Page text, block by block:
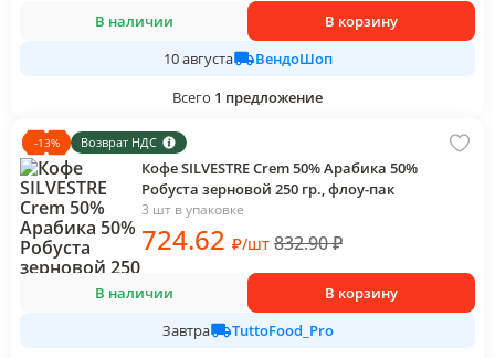
В наличии
В корзину
10 августа
ВендоШоп
Всего 1 предложение
-13% Возврат НДС
Кофе SILVESTRE Crem 50% Арабика 50%
Робуста зерновой 250 гр., флоу-пак
3 шт в упаковке
724.62 ₽/шт 832.90₽
В наличии
В корзину
Завтра
TuttoFood_Pro